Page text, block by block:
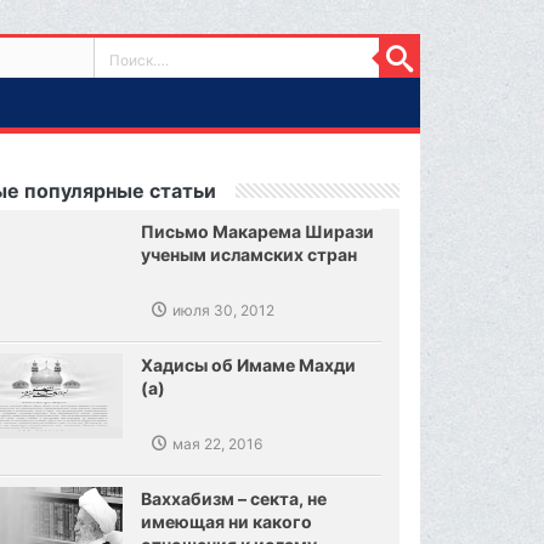
популярные статьи
Письмо Макарема Ширази
ученым исламских стран
июля 30, 2012
Хадисы об Имаме Махди
(а)
мая 22, 2016
Ваххабизм – секта, не
имеющая ни какого